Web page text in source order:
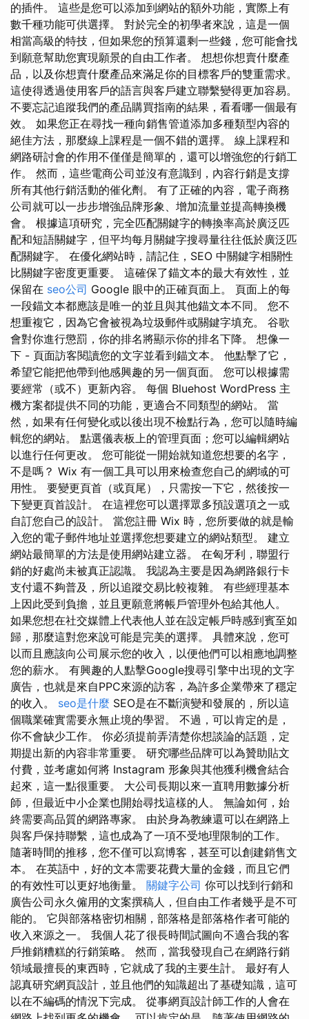
的插件。 這些是您可以添加到網站的額外功能，實際上有
數千種功能可供選擇。 對於完全的初學者來說，這是一個
相當高級的特技，但如果您的預算還剩一些錢，您可能會找
到願意幫助您實現願景的自由工作者。 想想你想賣什麼產
品，以及你想賣什麼產品來滿足你的目標客戶的雙重需求。
這使得透過使用客戶的語言與客戶建立聯繫變得更加容易。
不要忘記追蹤我們的產品購買指南的結果，看看哪一個最有
效。 如果您正在尋找一種向銷售管道添加多種類型內容的
絕佳方法，那麼線上課程是一個不錯的選擇。 線上課程和
網路研討會的作用不僅僅是簡單的，還可以增強您的行銷工
作。 然而，這些電商公司並沒有意識到，內容行銷是支撐
所有其他行銷活動的催化劑。 有了正確的內容，電子商務
公司就可以一步步增強品牌形象、增加流量並提高轉換機
會。 根據這項研究，完全匹配關鍵字的轉換率高於廣泛匹
配和短語關鍵字，但平均每月關鍵字搜尋量往往低於廣泛匹
配關鍵字。 在優化網站時，請記住，SEO 中關鍵字相關性
比關鍵字密度更重要。 這確保了錨文本的最大有效性，並
保留在 seo公司 Google 眼中的正確頁面上。 頁面上的每
一段錨文本都應該是唯一的並且與其他錨文本不同。 您不
想重複它，因為它會被視為垃圾郵件或關鍵字填充。 谷歌
會對你進行懲罰，你的排名將顯示你的排名下降。 想像一
下 - 頁面訪客閱讀您的文字並看到錨文本。 他點擊了它，
希望它能把他帶到他感興趣的另一個頁面。 您可以根據需
要經常（或不）更新內容。 每個 Bluehost WordPress 主
機方案都提供不同的功能，更適合不同類型的網站。 當
然，如果有任何變化或以後出現不檢點行為，您可以隨時編
輯您的網站。 點選儀表板上的管理頁面；您可以編輯網站
以進行任何更改。 您可能從一開始就知道您想要的名字，
不是嗎？ Wix 有一個工具可以用來檢查您自己的網域的可
用性。 要變更頁首（或頁尾），只需按一下它，然後按一
下變更頁首設計。 在這裡您可以選擇眾多預設選項之一或
自訂您自己的設計。 當您註冊 Wix 時，您所要做的就是輸
入您的電子郵件地址並選擇您想要建立的網站類型。 建立
網站最簡單的方法是使用網站建立器。 在匈牙利，聯盟行
銷的好處尚未被真正認識。 我認為主要是因為網路銀行卡
支付還不夠普及，所以追蹤交易比較複雜。 有些經理基本
上因此受到負擔，並且更願意將帳戶管理外包給其他人。
如果您想在社交媒體上代表他人並在設定帳戶時感到賓至如
歸，那麼這對您來說可能是完美的選擇。 具體來說，您可
以而且應該向公司展示您的收入，以便他們可以相應地調整
您的薪水。 有興趣的人點擊Google搜尋引擎中出現的文字
廣告，也就是來自PPC來源的訪客，為許多企業帶來了穩定
的收入。 seo是什麼 SEO是在不斷演變和發展的，所以這
個職業確實需要永無止境的學習。 不過，可以肯定的是，
你不會缺少工作。 你必須提前弄清楚你想談論的話題，定
期提出新的內容非常重要。 研究哪些品牌可以為贊助貼文
付費，並考慮如何將 Instagram 形象與其他獲利機會結合
起來，這一點很重要。 大公司長期以來一直聘用數據分析
師，但最近中小企業也開始尋找這樣的人。 無論如何，始
終需要高品質的網路專家。 由於身為教練還可以在網路上
與客戶保持聯繫，這也成為了一項不受地理限制的工作。
隨著時間的推移，您不僅可以寫博客，甚至可以創建銷售文
本。 在英語中，好的文本需要花費大量的金錢，而且它們
的有效性可以更好地衡量。 關鍵字公司 你可以找到行銷和
廣告公司永久僱用的文案撰稿人，但自由工作者幾乎是不可
能的。 它與部落格密切相關，部落格是部落格作者可能的
收入來源之一。 我個人花了很長時間試圖向不適合我的客
戶推銷糟糕的行銷策略。 然而，當我發現自己在網路行銷
領域最擅長的東西時，它就成了我的主要生計。 最好有人
認真研究網頁設計，並且他們的知識超出了基礎知識，這可
以在不編碼的情況下完成。 從事網頁設計師工作的人會在